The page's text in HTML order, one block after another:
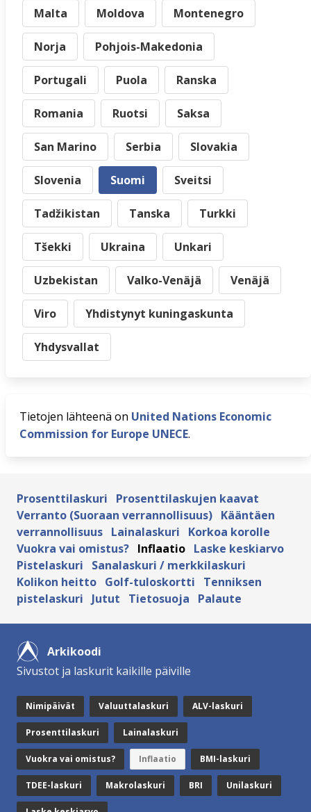
Malta Moldova Montenegro
Norja Pohjois-Makedonia
Portugali Puola Ranska
Romania Ruotsi Saksa
San Marino Serbia Slovakia
Slovenia Suomi Sveitsi
Tadžikistan Tanska Turkki
Tšekki Ukraina Unkari
Uzbekistan Valko-Venäjä Venäjä
Viro Yhdistynyt kuningaskunta
Yhdysvallat
Tietojen lähteenä on United Nations Economic
Commission for Europe UNECE.
Prosenttilaskuri
Prosenttilaskujen kaavat
Verranto (Suoraan verrannollisuus) Kääntäen
verrannollisuus Lainalaskuri
Korkoa korolle
Vuokra vai omistus? Inflaatio Laske keskiarvo
Pistelaskuri
Sanalaskuri / merkkilaskuri
Kolikon heitto Golf-tuloskortti
Tenniksen
pistelaskuri
Jutut Tietosuoja Palaute
Arkikoodi
Sivustot ja laskurit kaikille päiville
Nimipäivät Valuuttalaskuri ALV-laskuri
Prosenttilaskuri Lainalaskuri
Vuokra vai omistus? Inflaatio BMI-laskuri
TDEE-laskuri Makrolaskuri BRI Unilaskuri